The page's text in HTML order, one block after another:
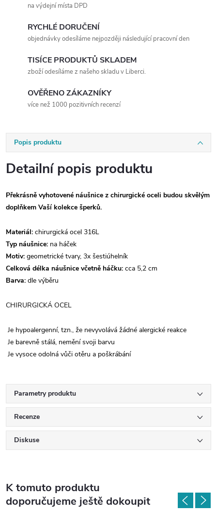
na výdejní místa DPD
RYCHLÉ DORUČENÍ
objednávky odesíláme nejpozději následující pracovní den
TISÍCE PRODUKTŮ SKLADEM
zboží odesíláme z našeho skladu v Liberci.
OVĚŘENO ZÁKAZNÍKY
více než 1000 pozitivních recenzí
Popis produktu
Detailní popis produktu
Překrásně vyhotovené náušnice z chirurgické oceli budou skvělým
doplňkem Vaší kolekce šperků.
Materiál: chirurgická ocel 316L
Typ náušnice: na háček
Motiv: geometrické tvary, 3x šestiúhelník
Celková délka náušnice včetně háčku: cca 5,2 cm
Barva: dle výběru
CHIRURGICKÁ OCEL
Je hypoalergenní, tzn., že nevyvolává žádné alergické reakce
Je barevně stálá, nemění svoji barvu
Je vysoce odolná vůči otěru a poškrábání
Parametry produktu
Recenze
Diskuse
K tomuto produktu
doporučujeme ještě dokoupit